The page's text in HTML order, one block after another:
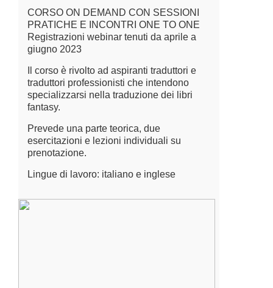
CORSO ON DEMAND CON SESSIONI
PRATICHE E INCONTRI ONE TO ONE
Registrazioni webinar tenuti da aprile a
giugno 2023
Il corso è rivolto ad aspiranti traduttori e
traduttori professionisti che intendono
specializzarsi nella traduzione dei libri
fantasy.
Prevede una parte teorica, due
esercitazioni e lezioni individuali su
prenotazione.
Lingue di lavoro: italiano e inglese